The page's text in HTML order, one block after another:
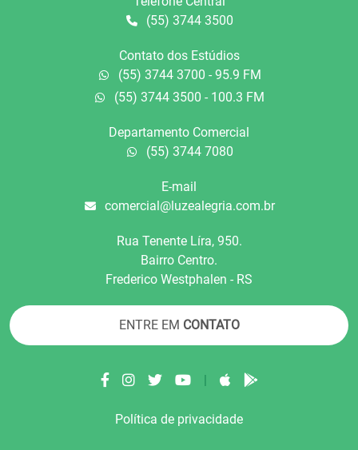
(55) 3744 3500
Contato dos Estúdios
(55) 3744 3700 - 95.9 FM
(55) 3744 3500 - 100.3 FM
Departamento Comercial
(55) 3744 7080
E-mail
comercial@luzealegria.com.br
Rua Tenente Líra, 950.
Bairro Centro.
Frederico Westphalen - RS
ENTRE EM CONTATO
|
Política de privacidade